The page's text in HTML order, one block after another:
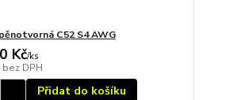
C52 S4 AWG
Kč/ks
bez DPH
Přidat do košíku